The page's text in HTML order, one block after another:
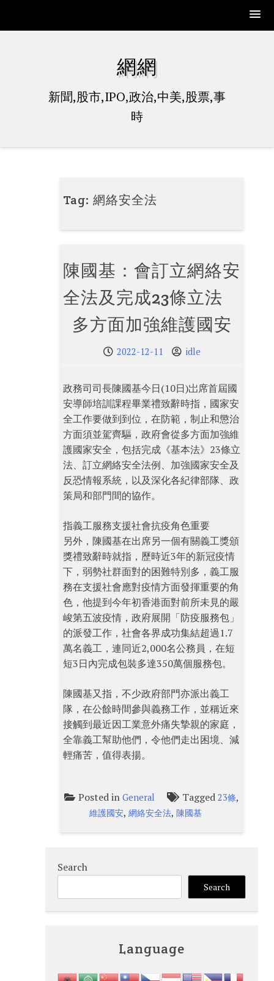
網網
新聞,股市,IPO,政治,中美,股票,事
時
Tag:網絡安全法
陳國基：會訂立網絡安
全法及完成23條立法
多方面加強維護國安
2022-12-11 idle
政務司司長陳國基今日(10日)岀席首屆國
安導師培訓課程畢業禮致辭時指，國家安
全工作要做到到位，在防範，制止和懲治
方面須並駕齊驅，政府會從多方面加強維
護國家安全，包括完成《基本法》23條立
法、訂立網絡安全法例、加強國家安全及
反恐情報系統，以及深化各紀律部隊、政
策局和部門間的協作。
指義工服務支援社會抗疫角色重要
另外，陳國基在出席另一個有關義工獎頒
獎禮致辭時就指，歷時近3年的新冠疫情
下，弱勢社群面對的困難特別多，義工服
務在支援社會應對疫情方面發揮重要的角
色，他提到今年初香港面對前所未見的嚴
峻第五波疫情，政府展開「防疫服務包」
的派發工作，社會各界成功集結超過1.7
萬名義工，連同近2,000名公務員，在短
短3日內完成包裝多達350萬個服務包。
陳國基又指，不少政府部門亦派出義工
隊，在公餘時間參與義務工作，並稱近來
接觸到最近因工業意外痛失摯親的家庭，
全靠義工幫助他們，令他們走出困境、減
輕痛苦，值得表揚。
Posted inGeneral Tagged23條,
維護國安,網絡安全法,陳國基
Search
Search
Language